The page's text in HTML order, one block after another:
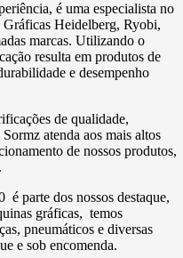
é uma especialista no
Heidelberg, Ryobi,
marcas. Utilizando o
resulta em produtos de
e desempenho
de qualidade,
atenda aos mais altos
de nossos produtos,
parte dos nossos destaque,
gráficas, temos
pneumáticos e diversas
e sob encomenda.